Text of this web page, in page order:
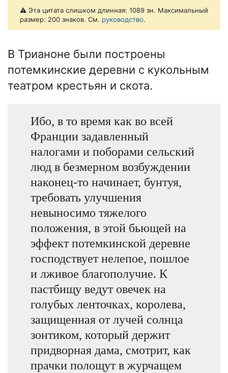
⚠️ Эта цитата слишком длинная: 1089 зн. Максимальный
размер: 200 знаков. См. руководство.
В Трианоне были построены
потемкинские деревни с кукольным
театром крестьян и скота.
Ибо, в то время как во всей
Франции задавленный
налогами и поборами сельский
люд в безмерном возбуждении
наконец-то начинает, бунтуя,
требовать улучшения
невыносимо тяжелого
положения, в этой бьющей на
эффект потемкинской деревне
господствует нелепое, пошлое
и лживое благополучие. К
пастбищу ведут овечек на
голубых ленточках, королева,
защищенная от лучей солнца
зонтиком, который держит
придворная дама, смотрит, как
прачки полощут в журчащем